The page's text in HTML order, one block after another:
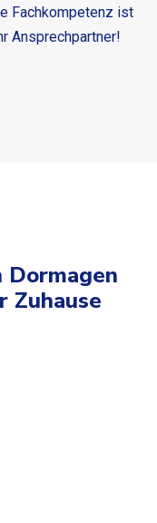
Fachkompetenz ist
Ansprechpartner!
Dormagen
Zuhause